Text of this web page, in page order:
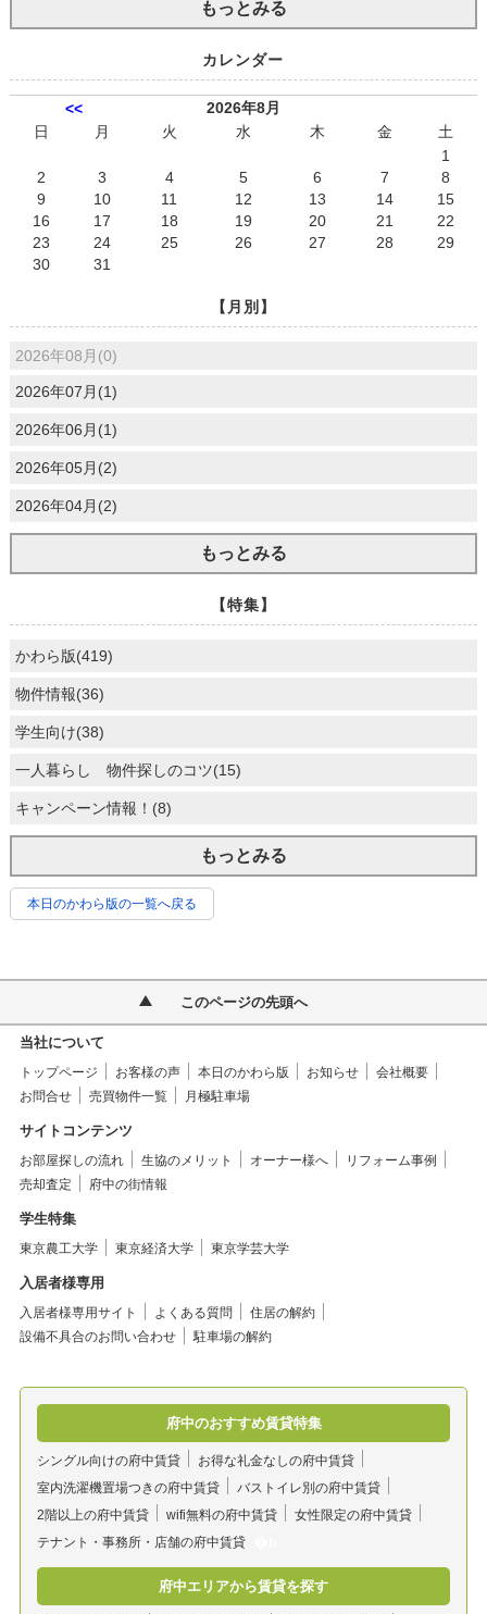
もっとみる
カレンダー
<<
2026年8月
日
月 火 水 木 金
土
1
2
3 4 5 6 7
8
9
10 11 12 13 14
15
16
17 18 19 20 21
22
23
24 25 26 27 28
29
30
31
【月別】
2026年08月(0)
2026年07月(1)
2026年06月(1)
2026年05月(2)
2026年04月(2)
もっとみる
【特集】
かわら版(419)
物件情報(36)
学生向け(38)
一人暮らし 物件探しのコツ(15)
キャンペーン情報！(8)
もっとみる
本日のかわら版の一覧へ戻る
このページの先頭へ
当社について
トップページ お客様の声 本日のかわら版 お知らせ
会社概要
お問合せ
売買物件一覧 月極駐車場
サイトコンテンツ
お部屋探しの流れ 生協のメリット オーナー様へ
リフォーム事例
売却査定
府中の街情報
学生特集
東京農工大学 東京経済大学 東京学芸大学
入居者様専用
入居者様専用サイト よくある質問
住居の解約
設備不具合のお問い合わせ
駐車場の解約
府中のおすすめ賃貸特集
シングル向けの府中賃貸
お得な礼金なしの府中賃貸
室内洗濯機置場つきの府中賃貸
バストイレ別の府中賃貸
2階以上の府中賃貸
wifi無料の府中賃貸
女性限定の府中賃貸
テナント・事務所・店舗の府中賃貸
府中エリアから賃貸を探す